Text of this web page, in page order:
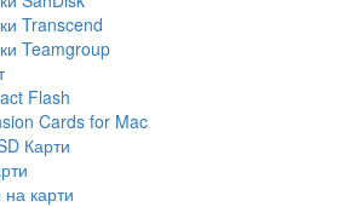
Transcend
Teamgroup
Flash
Cards for Mac
Карти
на карти